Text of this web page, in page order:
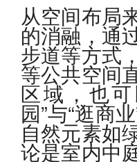
从空间布局
的消融，通
步道等方式
等公共空间
区域，也
园”与“逛商
自然元素如
论是室内中